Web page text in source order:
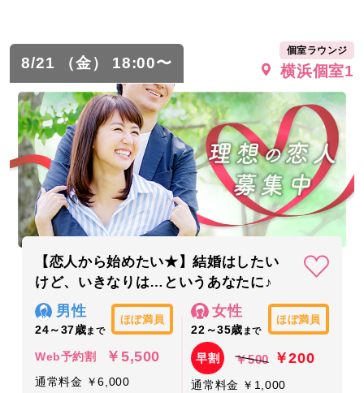
8/21 （金） 18:00〜
個室ラウンジ
横浜個室1
【恋人から始めたい★】結婚はしたい
けど、いきなりは…というあなたに♪
男性
24～37歳まで
ほぼ満員
Web予約割 ￥5,500
通常料金 ￥6,000
女性
22～35歳 まで
ほぼ満員
早割 ￥500 ￥200
通常料金 ￥1,000